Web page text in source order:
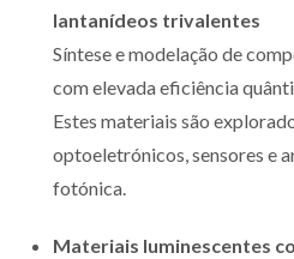
lantanídeos trivalentes
Síntese e modelação de
com elevada eficiência
Estes materiais são
optoeletrónicos, sensores e
fotónica.
Materiais luminescentes